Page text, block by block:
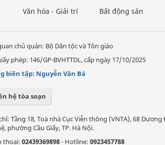
Văn hóa - Giải trí Bất động sản
chủ quản: Bộ Dân tộc và Tôn giáo
phép: 146/GP-BVHTTDL, cấp ngày 17/10/2025
biên tập: Nguyễn Văn Bá
hệ tòa soạn
Tầng 18, Toà nhà Cục Viễn thông (VNTA), 68 Dương
phường Cầu Giấy, TP. Hà Nội.
thoại: 02439369898- Hotline: 0923457788